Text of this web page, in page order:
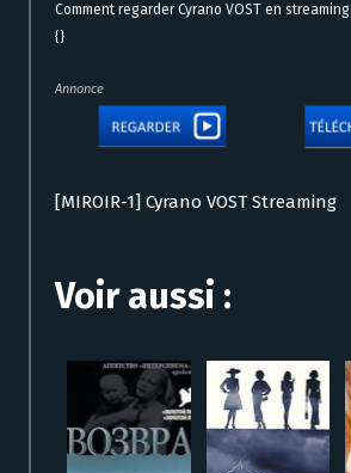
Comment regarder Cyrano VOST en streaming
{}
Annonce
[MIROIR-1] Cyrano VOST Streaming
Voir aussi :